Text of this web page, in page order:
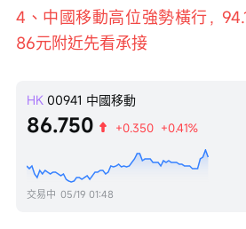
4、中國移動高位強勢橫行，
86元附近先看承接
HK 00941 中國移動
86.750 +0.350 +0.41%
交易中 05/19 01:48